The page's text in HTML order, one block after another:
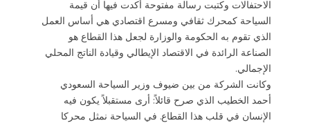
الاحتفالات وكتبت رسالة مفتوحة أكدت فيها أن قيمة
السياحة كمحرك ثقافي ومسرع اقتصادي هي أساس العمل
الذي تقوم به الحكومة والوزارة لجعل هذا القطاع هو
الصناعة الرائدة في الاقتصاد الإيطالي وقيادة الناتج المحلي
الإجمالي.
وكانت الشركة من بين ضيوف وزير السياحة السعودي
أحمد الخطيب الذي صرح قائلاً: أرى مستقبلاً يكون فيه
الإنسان في قلب هذا القطاع. في السياحة نمثل محركا